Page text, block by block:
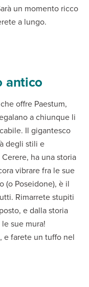
un momento ricco
a lungo.
antico
offre Paestum,
a chiunque li
Il gigantesco
degli stili e
ha una storia
vibrare fra le sue
(o Poseidone), è il
Rimarrete stupiti
e dalla storia
sue mura!
e farete un tuffo nel